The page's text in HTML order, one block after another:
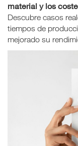
material y los
Descubre casos
tiempos de
mejorado su